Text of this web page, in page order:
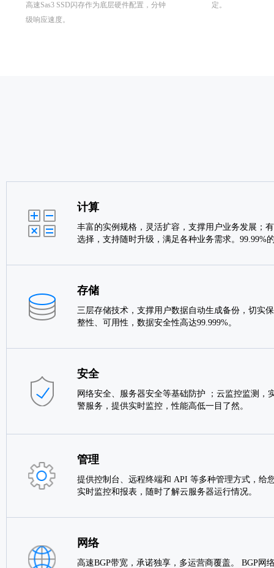
高速Sas3 SSD闪存作为底层硬件配置，分钟
级响应速度。
定。
计算
丰富的实例规格，灵活扩容，支撑用户业务发展；
选择，支持随时升级，满足各种业务需求。99.99%
存储
三层存储技术，支撑用户数据自动生成备份，切实
整性、可用性，数据安全性高达99.999%。
安全
网络安全、服务器安全等基础防护 ；云监控监测
警服务，提供实时监控，性能高低一目了然。
管理
提供控制台、远程终端和 API 等多种管理方式，给
实时监控和报表，随时了解云服务器运行情况。
网络
高速BGP带宽，承诺独享，多运营商覆盖。 BGP